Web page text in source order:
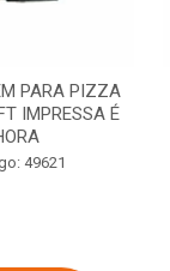
PARA PIZZA
IMPRESSA É
49621